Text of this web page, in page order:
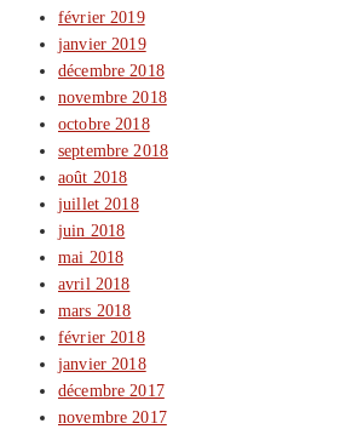
février 2019
janvier 2019
décembre 2018
novembre 2018
octobre 2018
septembre 2018
août 2018
juillet 2018
juin 2018
mai 2018
avril 2018
mars 2018
février 2018
janvier 2018
décembre 2017
novembre 2017